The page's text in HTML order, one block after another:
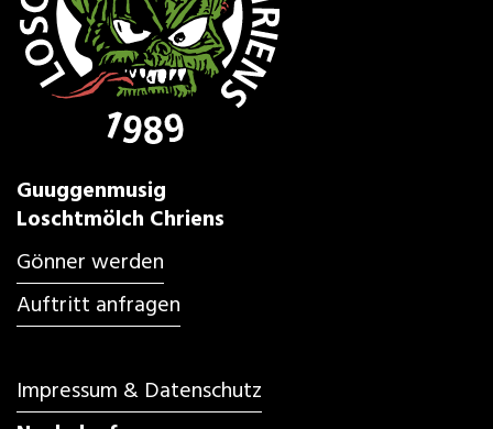
Guuggenmusig
Loschtmölch Chriens
Gönner werden
Auftritt anfragen
Impressum & Datenschutz